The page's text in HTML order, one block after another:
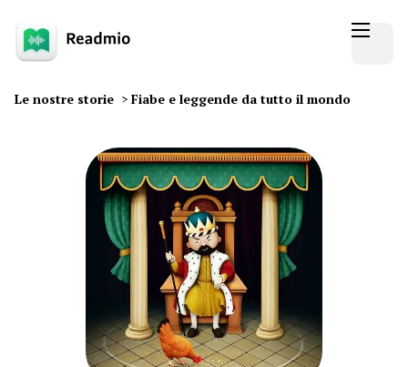
Le nostre storie > Fiabe e leggende da tutto il mondo